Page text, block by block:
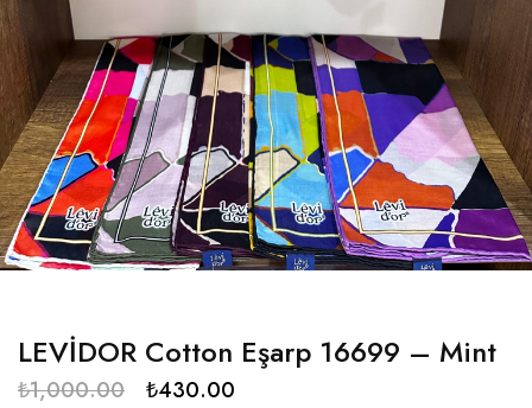
LEVİDOR Cotton Eşarp 16699 – Mint
₺1,000.00 ₺430.00